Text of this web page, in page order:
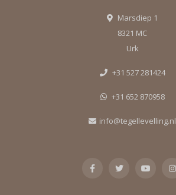
Marsdiep 1
8321 MC
Urk
+31 527 281424
+31 652 870958
info@tegellevelling.nl